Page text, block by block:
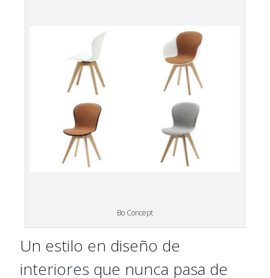
Bo Concept
Un estilo en diseño de
interiores que nunca pasa de